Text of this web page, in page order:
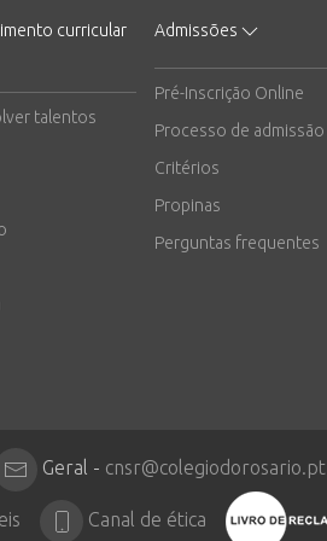
curricular
talentos
Admissões
Pré-Inscrição Online
Processo de admissão
Critérios
Propinas
Perguntas frequentes
Geral - cnsr@colegiodorosario.pt
Canal de ética